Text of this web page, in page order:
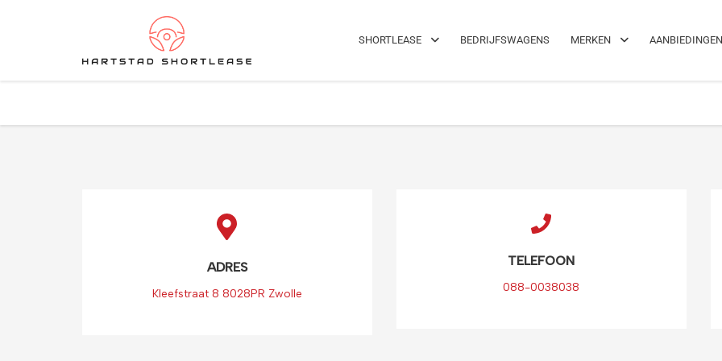
4.5 / 5.0
10+ jaar ervaring in shortlease – Betrouwbaar & flexibel!
Maximale flexibiliteit
SHORTLEASE BEDRIJFSWAGENS MERKEN AANBIEDINGEN
ADRES
Kleefstraat 8 8028PR Zwolle
TELEFOON
088-0038038